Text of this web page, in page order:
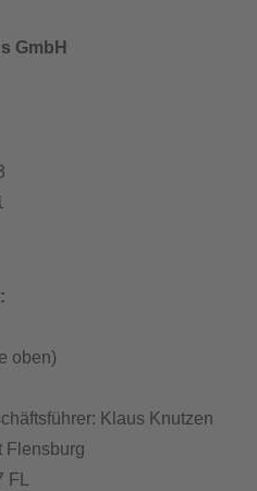
GmbH
oben)
Klaus Knutzen
Flensburg